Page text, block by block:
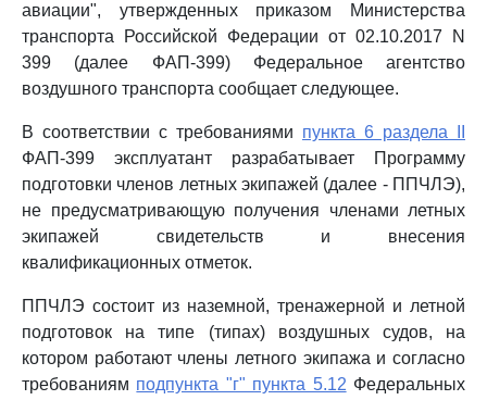
авиации", утвержденных приказом Министерства
транспорта Российской Федерации от 02.10.2017 N
399 (далее ФАП-399) Федеральное агентство
воздушного транспорта сообщает следующее.
В соответствии с требованиями пункта 6 раздела II
ФАП-399 эксплуатант разрабатывает Программу
подготовки членов летных экипажей (далее - ППЧЛЭ),
не предусматривающую получения членами летных
экипажей свидетельств и внесения
квалификационных отметок.
ППЧЛЭ состоит из наземной, тренажерной и летной
подготовок на типе (типах) воздушных судов, на
котором работают члены летного экипажа и согласно
требованиям подпункта "г" пункта 5.12 Федеральных